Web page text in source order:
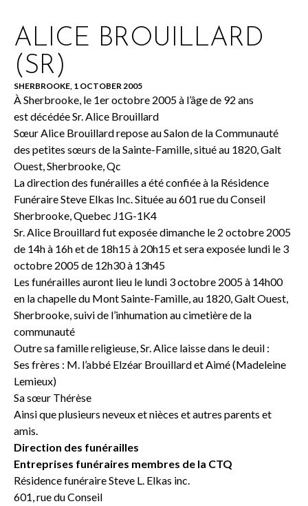
ALICE BROUILLARD
(SR)
SHERBROOKE, 1 OCTOBER 2005
À Sherbrooke, le 1er octobre 2005 à l’âge de 92 ans
est décédée Sr. Alice Brouillard
Sœur Alice Brouillard repose au Salon de la Communauté
des petites sœurs de la Sainte-Famille, situé au 1820, Galt
Ouest, Sherbrooke, Qc
La direction des funérailles a été confiée à la Résidence
Funéraire Steve Elkas Inc. Située au 601 rue du Conseil
Sherbrooke, Quebec J1G-1K4
Sr. Alice Brouillard fut exposée dimanche le 2 octobre 2005
de 14h à 16h et de 18h15 à 20h15 et sera exposée lundi le 3
octobre 2005 de 12h30 à 13h45
Les funérailles auront lieu le lundi 3 octobre 2005 à 14h00
en la chapelle du Mont Sainte-Famille, au 1820, Galt Ouest,
Sherbrooke, suivi de l’inhumation au cimetière de la
communauté
Outre sa famille religieuse, Sr. Alice laisse dans le deuil :
Ses frères : M. l’abbé Elzéar Brouillard et Aimé (Madeleine
Lemieux)
Sa sœur Thérèse
Ainsi que plusieurs neveux et nièces et autres parents et
amis.
Direction des funérailles
Entreprises funéraires membres de la CTQ
Résidence funéraire Steve L. Elkas inc.
601, rue du Conseil